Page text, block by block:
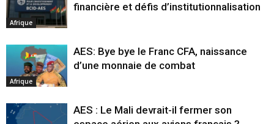
Afrique
financière et défis d’institutionnalisation
Afrique
AES: Bye bye le Franc CFA, naissance
d’une monnaie de combat
AES : Le Mali devrait-il fermer son